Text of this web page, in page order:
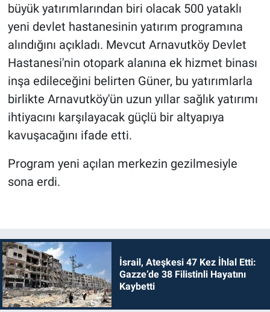
büyük yatırımlarından biri olacak 500 yataklı
yeni devlet hastanesinin yatırım programına
alındığını açıkladı. Mevcut Arnavutköy Devlet
Hastanesi'nin otopark alanına ek hizmet binası
inşa edileceğini belirten Güner, bu yatırımlarla
birlikte Arnavutköy'ün uzun yıllar sağlık yatırımı
ihtiyacını karşılayacak güçlü bir altyapıya
kavuşacağını ifade etti.
Program yeni açılan merkezin gezilmesiyle
sona erdi.
İsrail, Ateşkesi 47 Kez İhlal Etti:
Gazze’de 38 Filistinli Hayatını
Kaybetti